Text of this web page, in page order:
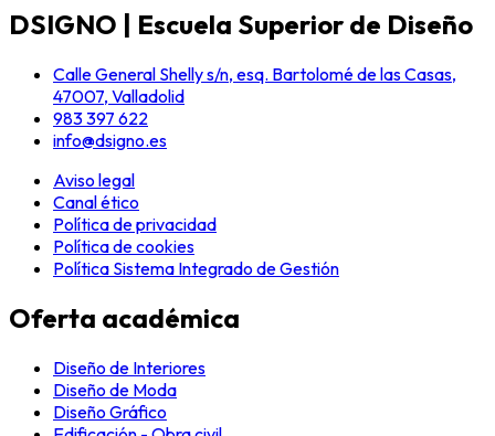
DSIGNO | Escuela Superior de Diseño
Calle General Shelly s/n, esq. Bartolomé de las Casas,
47007, Valladolid
983 397 622
info@dsigno.es
Aviso legal
Canal ético
Política de privacidad
Política de cookies
Política Sistema Integrado de Gestión
Oferta académica
Diseño de Interiores
Diseño de Moda
Diseño Gráfico